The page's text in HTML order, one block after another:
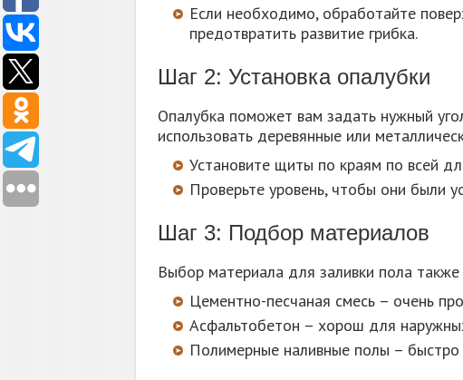
Если необходимо, обработайте
предотвратить развитие грибка.
Шаг 2: Установка опалубки
Опалубка поможет вам задать нужный
использовать деревянные или
Установите щиты по краям по всей
Проверьте уровень, чтобы они были
Шаг 3: Подбор материалов
Выбор материала для заливки пола
Цементно-песчаная смесь – очень
Асфальтобетон – хорош для
Полимерные наливные полы – быстро